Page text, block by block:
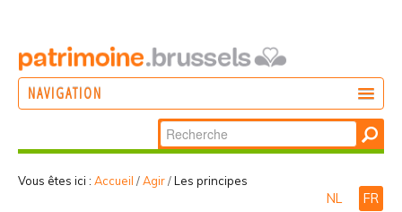
NAVIGATION
Chercher par
Recherche
avancée…
Vous êtes ici : Accueil /Agir/Les principes
NL FR